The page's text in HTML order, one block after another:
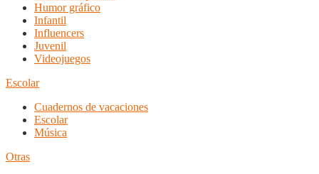
Humor gráfico
Infantil
Influencers
Juvenil
Videojuegos
Escolar
Cuadernos de vacaciones
Escolar
Música
Otras